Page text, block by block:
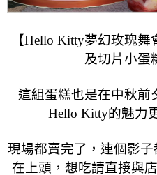
【Hello Kitty夢幻玫瑰
及切片小蛋
這組蛋糕也是在中秋前
Hello Kitty的魅力
現場都賣完了， 連個影
在上頭，想吃請直接與